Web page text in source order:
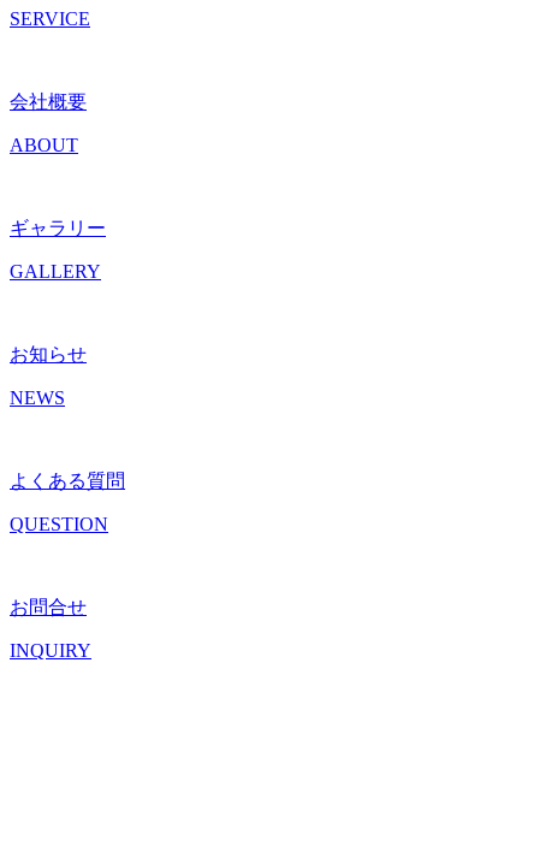
SERVICE
会社概要
ABOUT
ギャラリー
GALLERY
お知らせ
NEWS
よくある質問
QUESTION
お問合せ
INQUIRY